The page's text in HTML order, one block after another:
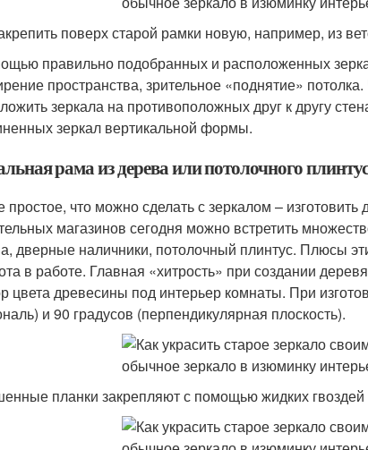
поверх старой рамки новую, например, из
правильно подобранных и расположенных
пространства, зрительное «поднятие»
зеркала на противоположных друг к другу
зеркал вертикальной формы.
рама из дерева или потолочного
что можно сделать с зеркалом –
магазинов сегодня можно встретить
дверные наличники, потолочный плинтус. Плюсы
в работе. Главная «хитрость» при создании
цвета древесины под интерьер комнаты. При
и 90 градусов (перпендикулярная плоскость).
планки закрепляют с помощью жидких гвоздей